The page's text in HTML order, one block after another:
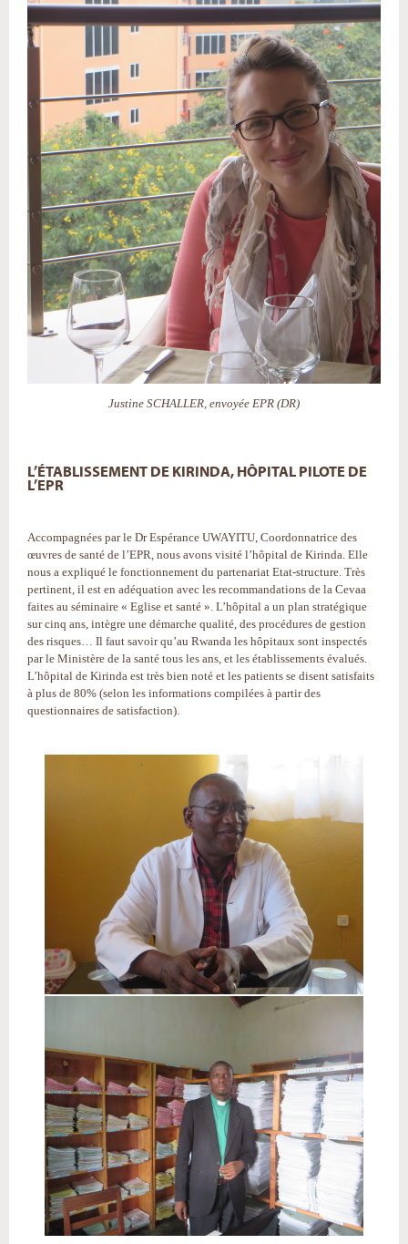
Justine SCHALLER, envoyée EPR (DR)
L’ÉTABLISSEMENT DE KIRINDA, HÔPITAL PILOTE DE
L’EPR
Accompagnées par le Dr Espérance UWAYITU, Coordonnatrice des
œuvres de santé de l’EPR, nous avons visité l’hôpital de Kirinda. Elle
nous a expliqué le fonctionnement du partenariat Etat-structure. Très
pertinent, il est en adéquation avec les recommandations de la Cevaa
faites au séminaire « Eglise et santé ». L’hôpital a un plan stratégique
sur cinq ans, intègre une démarche qualité, des procédures de gestion
des risques… Il faut savoir qu’au Rwanda les hôpitaux sont inspectés
par le Ministère de la santé tous les ans, et les établissements évalués.
L’hôpital de Kirinda est très bien noté et les patients se disent satisfaits
à plus de 80% (selon les informations compilées à partir des
questionnaires de satisfaction).